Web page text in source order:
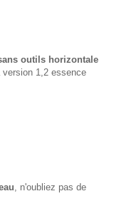
outils horizontale
1,2 essence
, n'oubliez pas de